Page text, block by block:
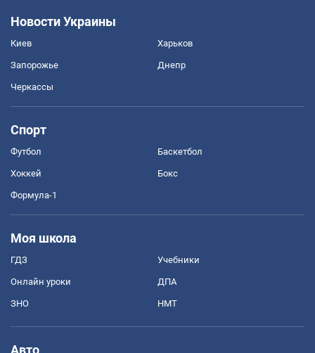
Новости Украины
Киев Харьков
Запорожье Днепр
Черкассы
Спорт
Футбол Баскетбол
Хоккей Бокс
Формула-1
Моя школа
ГДЗ Учебники
Онлайн уроки ДПА
ЗНО НМТ
Авто